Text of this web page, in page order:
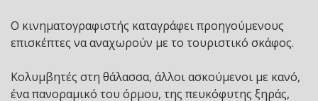
Ο κινηματογραφιστής καταγράφει προηγούμενους
επισκέπτες να αναχωρούν με το τουριστικό σκάφος.
Κολυμβητές στη θάλασσα, άλλοι ασκούμενοι με κανό,
ένα πανοραμικό του όρμου, της πευκόφυτης ξηράς,